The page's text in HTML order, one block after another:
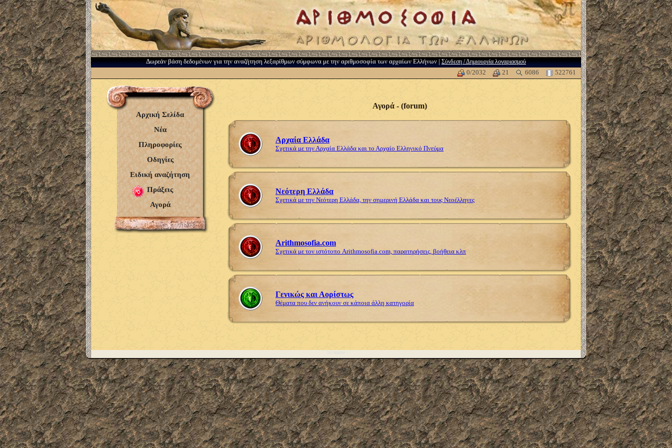
Δωρεάν βάση δεδομένων για την αναζήτηση λεξαρίθμων σύμφωνα με την αριθμοσοφία των αρχαίων Ελλήνων |Σύνδεση / Δημιουργία λογαριασμού
0/2032 21 6086 522761
Αρχική Σελίδα
Νέα
Πληροφορίες
Οδηγίες
Ειδική αναζήτηση
Πράξεις
Αγορά
Αγορά - (forum)
Αρχαία Ελλάδα
Σχετικά με την Αρχαία Ελλάδα και το Αρχαίο Ελληνικό Πνεύμα
Νεότερη Ελλάδα
Σχετικά με την Νεότερη Ελλάδα, την σημερινή Ελλάδα και τους Νεοέλληνες
Arithmosofia.com
Σχετικά με τον ιστότοπο Arithmosofia.com, παρατηρήσεις, βοήθεια κλπ
Γενικώς και Αορίστως
Θέματα που δεν ανήκουν σε κάποια άλλη κατηγορία